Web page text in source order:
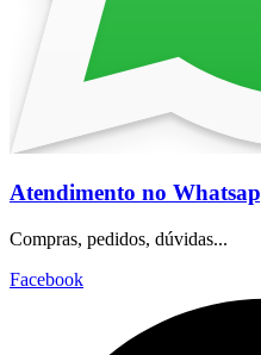
Atendimento no
Compras, pedidos, dúvidas...
Facebook